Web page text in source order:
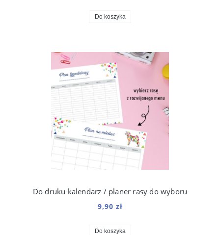
Do koszyka
Do druku kalendarz / planer rasy do wyboru
9,90 zł
Do koszyka